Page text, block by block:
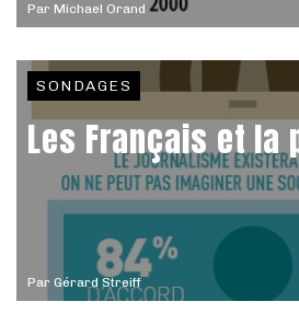
Par Michael Orand
Par Gérard Streiff
SONDAGES
Les Français et la